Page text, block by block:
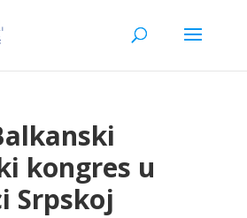
kongres u
Srpskoj